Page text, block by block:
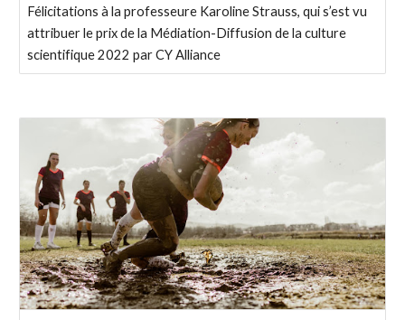
Félicitations à la professeure Karoline Strauss, qui s’est vu
attribuer le prix de la Médiation-Diffusion de la culture
scientifique 2022 par CY Alliance